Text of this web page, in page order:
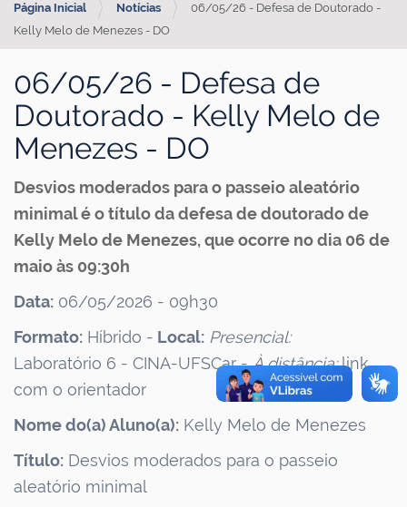
Página Inicial Notícias
06/05/26 - Defesa de Doutorado -
Kelly Melo de Menezes - DO
06/05/26 - Defesa de
Doutorado - Kelly Melo de
Menezes - DO
Desvios moderados para o passeio aleatório
minimal é o título da defesa de doutorado de
Kelly Melo de Menezes, que ocorre no dia 06 de
maio às 09:30h
Data: 06/05/2026 - 09h30
Formato: Híbrido - Local: Presencial:
Laboratório 6 - CINA-UFSCar -À distância:link
com o orientador
Nome do(a) Aluno(a): Kelly Melo de Menezes
Título: Desvios moderados para o passeio
aleatório minimal